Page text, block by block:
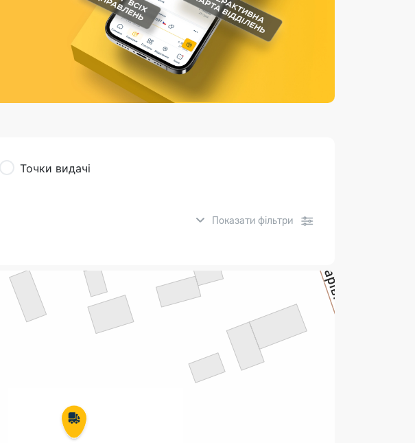
Страхові послуги
Каталог «Укрпошта Маркет»
Точки видачі
Показати фільтри
Фінансові послуги:
Термінові перекази
Комунальні та інші платежі